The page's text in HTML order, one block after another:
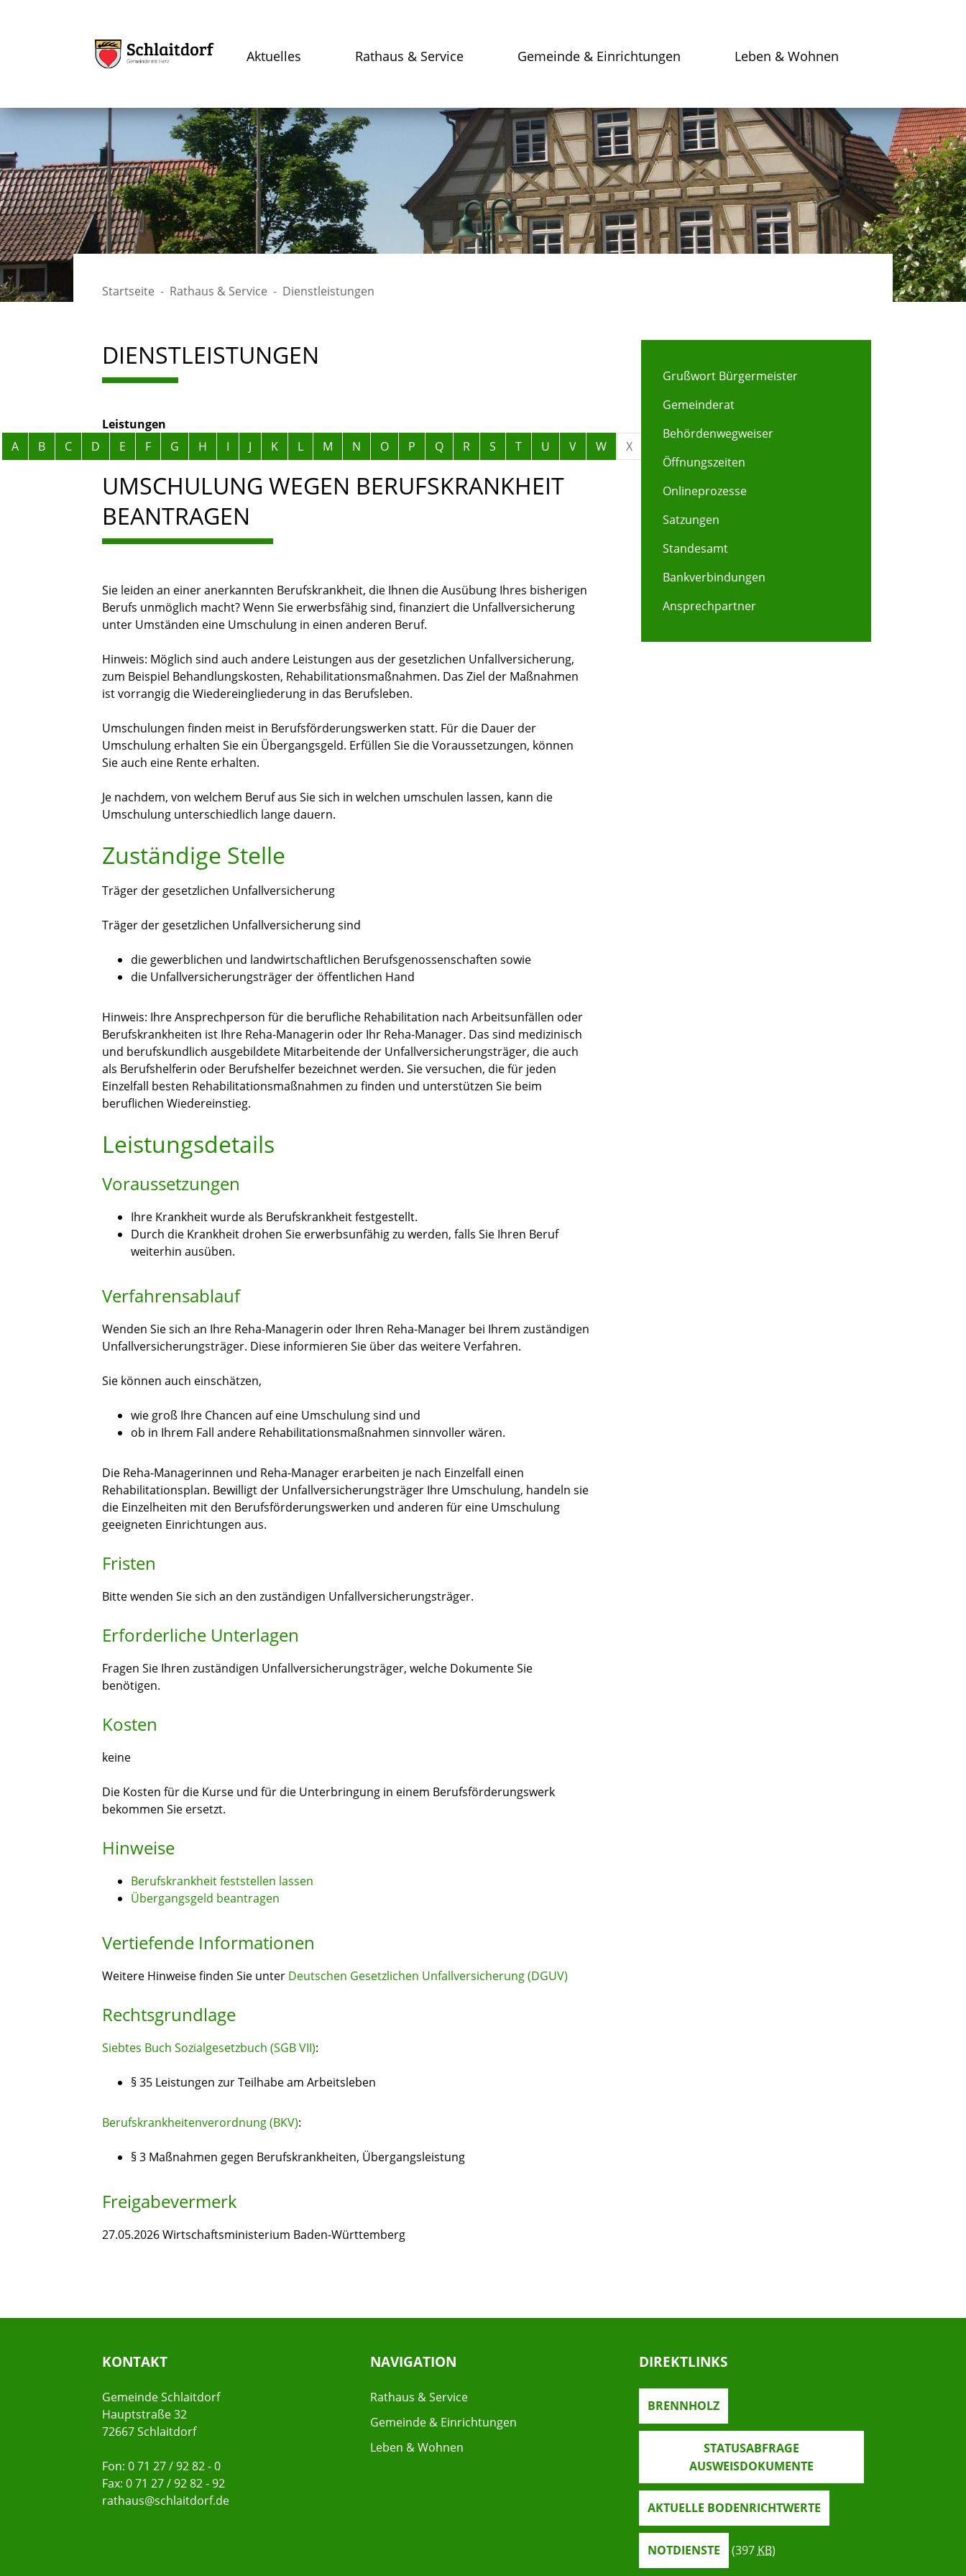
Aktuelles Rathaus & Service Gemeinde & Einrichtungen Leben & Wohnen
Startseite Rathaus & Service Dienstleistungen
DIENSTLEISTUNGEN
Leistungen
Alphabetisches Register überspringen
A B C D E F G H I J K L M N O P Q R S T U V W X
UMSCHULUNG WEGEN BERUFSKRANKHEIT
BEANTRAGEN
Sie leiden an einer anerkannten Berufskrankheit, die Ihnen die Ausübung Ihres bisherigen
Berufs unmöglich macht? Wenn Sie erwerbsfähig sind, finanziert die Unfallversicherung
unter Umständen eine Umschulung in einen anderen Beruf.
Hinweis: Möglich sind auch andere Leistungen aus der gesetzlichen Unfallversicherung,
zum Beispiel Behandlungskosten, Rehabilitationsmaßnahmen. Das Ziel der Maßnahmen
ist vorrangig die Wiedereingliederung in das Berufsleben.
Umschulungen finden meist in Berufsförderungswerken statt. Für die Dauer der
Umschulung erhalten Sie ein Übergangsgeld. Erfüllen Sie die Voraussetzungen, können
Sie auch eine Rente erhalten.
Je nachdem, von welchem Beruf aus Sie sich in welchen umschulen lassen, kann die
Umschulung unterschiedlich lange dauern.
Zuständige Stelle
Träger der gesetzlichen Unfallversicherung
Träger der gesetzlichen Unfallversicherung sind
die gewerblichen und landwirtschaftlichen Berufsgenossenschaften sowie
die Unfallversicherungsträger der öffentlichen Hand
Hinweis: Ihre Ansprechperson für die berufliche Rehabilitation nach Arbeitsunfällen oder
Berufskrankheiten ist Ihre Reha-Managerin oder Ihr Reha-Manager. Das sind medizinisch
und berufskundlich ausgebildete Mitarbeitende der Unfallversicherungsträger, die auch
als Berufshelferin oder Berufshelfer bezeichnet werden. Sie versuchen, die für jeden
Einzelfall besten Rehabilitationsmaßnahmen zu finden und unterstützen Sie beim
beruflichen Wiedereinstieg.
Leistungsdetails
Voraussetzungen
Ihre Krankheit wurde als Berufskrankheit festgestellt.
Durch die Krankheit drohen Sie erwerbsunfähig zu werden, falls Sie Ihren Beruf
weiterhin ausüben.
Verfahrensablauf
Wenden Sie sich an Ihre Reha-Managerin oder Ihren Reha-Manager bei Ihrem zuständigen
Unfallversicherungsträger. Diese informieren Sie über das weitere Verfahren.
Sie können auch einschätzen,
wie groß Ihre Chancen auf eine Umschulung sind und
ob in Ihrem Fall andere Rehabilitationsmaßnahmen sinnvoller wären.
Die Reha-Managerinnen und Reha-Manager erarbeiten je nach Einzelfall einen
Rehabilitationsplan. Bewilligt der Unfallversicherungsträger Ihre Umschulung, handeln sie
die Einzelheiten mit den Berufsförderungswerken und anderen für eine Umschulung
geeigneten Einrichtungen aus.
Fristen
Bitte wenden Sie sich an den zuständigen Unfallversicherungsträger.
Erforderliche Unterlagen
Fragen Sie Ihren zuständigen Unfallversicherungsträger, welche Dokumente Sie
benötigen.
Kosten
keine
Die Kosten für die Kurse und für die Unterbringung in einem Berufsförderungswerk
bekommen Sie ersetzt.
Hinweise
Berufskrankheit feststellen lassen
Übergangsgeld beantragen
Vertiefende Informationen
Weitere Hinweise finden Sie unter Deutschen Gesetzlichen Unfallversicherung (DGUV)
Rechtsgrundlage
Siebtes Buch Sozialgesetzbuch (SGB VII):
§ 35 Leistungen zur Teilhabe am Arbeitsleben
Berufskrankheitenverordnung (BKV):
§ 3 Maßnahmen gegen Berufskrankheiten, Übergangsleistung
Freigabevermerk
27.05.2026 Wirtschaftsministerium Baden-Württemberg
Grußwort Bürgermeister
Gemeinderat
Behördenwegweiser
Öffnungszeiten
Onlineprozesse
Satzungen
Standesamt
Bankverbindungen
Ansprechpartner
KONTAKT
Gemeinde Schlaitdorf
Hauptstraße 32
72667 Schlaitdorf
Fon: 0 71 27 / 92 82 - 0
Fax: 0 71 27 / 92 82 - 92
rathaus@schlaitdorf.de
NAVIGATION
Rathaus & Service
Gemeinde & Einrichtungen
Leben & Wohnen
DIREKTLINKS
BRENNHOLZ
STATUSABFRAGE
AUSWEISDOKUMENTE
AKTUELLE BODENRICHTWERTE
NOTDIENSTE (397KB)